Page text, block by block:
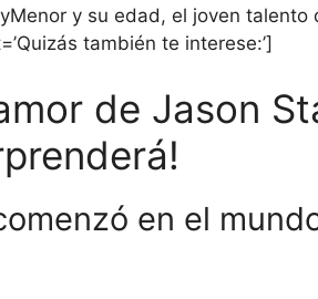
y su edad, el joven
también te interese:’]
de Jason
en el